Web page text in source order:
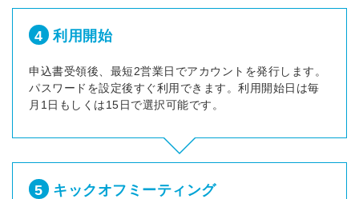
4 利用開始
申込書受領後、最短2営業日でアカウントを発行します。
パスワードを設定後すぐ利用できます。利用開始日は毎
月1日もしくは15日で選択可能です。
5 キックオフミーティング